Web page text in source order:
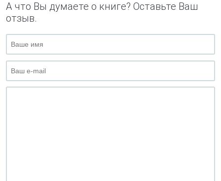
А что Вы думаете о книге? Оставьте Ваш
отзыв.